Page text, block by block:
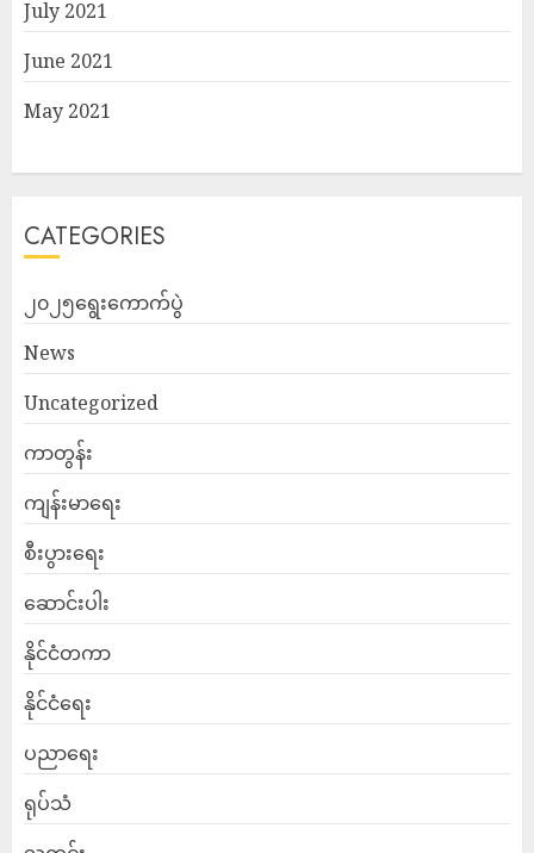
July 2021
June 2021
May 2021
CATEGORIES
၂၀၂၅ရွေးကောက်ပွဲ
News
Uncategorized
ကာတွန်း
ကျန်းမာရေး
စီးပွားရေး
ဆောင်းပါး
နိုင်ငံတကာ
နိုင်ငံရေး
ပညာရေး
ရုပ်သံ